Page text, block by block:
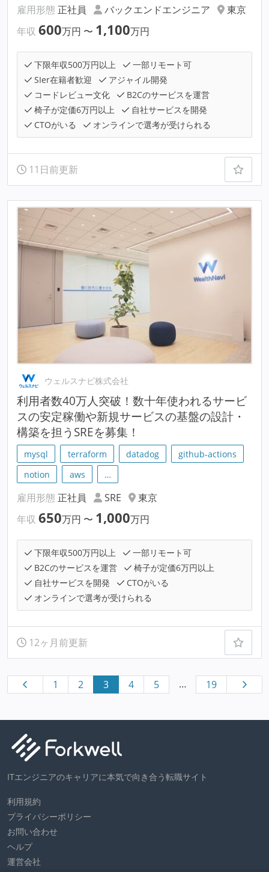
雇用形態 正社員 バックエンドエンジニア
東京
年収 600万円 〜 1,100万円
下限年収500万円以上
一部リモート可
SIer在籍者歓迎
アジャイル開発
コードレビュー文化
B2Cのサービスを運営
椅子が定価6万円以上
自社サービスを開発
CTOがいる
オンラインで選考が受けられる
11日前更新
ウェルスナビ株式会社
利用者数40万人突破！数十年使われるサービ
スの安定稼働や新規サービスの基盤の設計・
構築を担うSREを募集！
mysql terraform datadog
github-actions
notion
aws …
雇用形態 正社員 SRE
東京
年収 650万円 〜 1,000万円
下限年収500万円以上
一部リモート可
B2Cのサービスを運営
椅子が定価6万円以上
自社サービスを開発
CTOがいる
オンラインで選考が受けられる
12ヶ月前更新
1 2 3 4 5 … 19
ITエンジニアのキャリアに本気で向き合う転職サイト
利用規約
プライバシーポリシー
お問い合わせ
ヘルプ
運営会社